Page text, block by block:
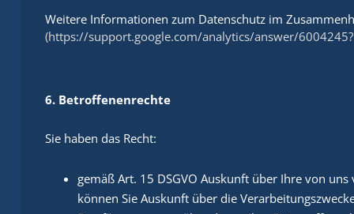
Weitere Informationen zum Datenschutz im
(https://support.google.com/analytics/answer/
6. Betroffenenrechte
Sie haben das Recht:
gemäß Art. 15 DSGVO Auskunft über Ihre von
können Sie Auskunft über die